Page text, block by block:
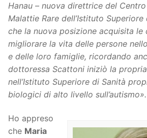
Hanau – nuova direttrice del
Malattie Rare dell’Istituto
che la nuova posizione acquisita le
migliorare la vita delle persone
e delle loro famiglie, ricordando
dottoressa Scattoni iniziò la
nell’Istituto Superiore di Sanità
biologici di alto livello sull’autismo».
Ho appreso
che Maria